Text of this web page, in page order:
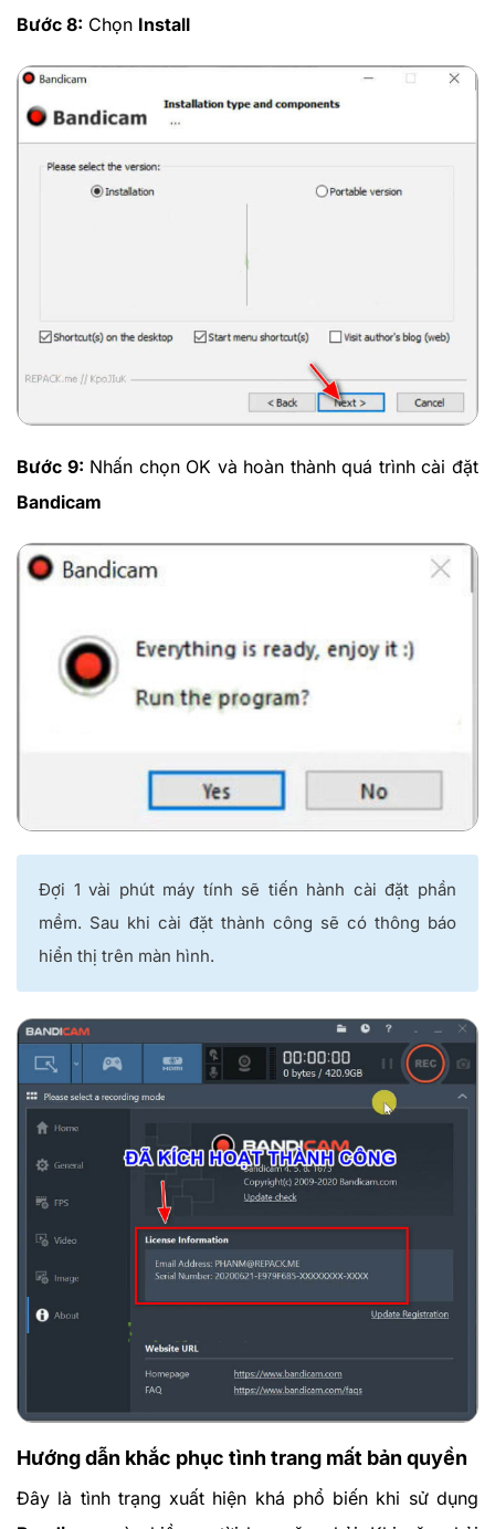
Bước 8: Chọn Install
Bước 9: Nhấn chọn OK và hoàn thành quá trình cài đặt
Bandicam
Đợi 1 vài phút máy tính sẽ tiến hành cài đặt phần
mềm. Sau khi cài đặt thành công sẽ có thông báo
hiển thị trên màn hình.
Hướng dẫn khắc phục tình trang mất bản quyền
Đây là tình trạng xuất hiện khá phổ biến khi sử dụng